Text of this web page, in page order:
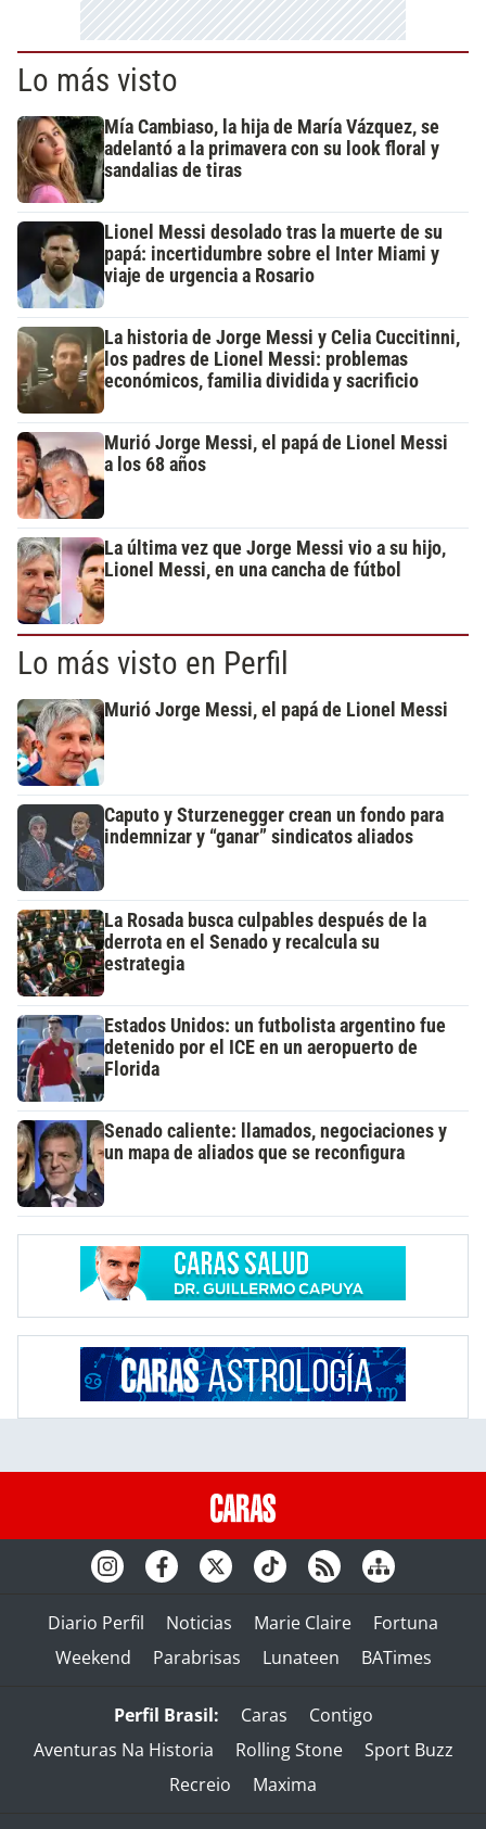
Lo más visto
Mía Cambiaso, la hija de María Vázquez, se
adelantó a la primavera con su look floral y
sandalias de tiras
Lionel Messi desolado tras la muerte de su
papá: incertidumbre sobre el Inter Miami y
viaje de urgencia a Rosario
La historia de Jorge Messi y Celia Cuccitinni,
los padres de Lionel Messi: problemas
económicos, familia dividida y sacrificio
Murió Jorge Messi, el papá de Lionel Messi
a los 68 años
La última vez que Jorge Messi vio a su hijo,
Lionel Messi, en una cancha de fútbol
Lo más visto en Perfil
Murió Jorge Messi, el papá de Lionel Messi
Caputo y Sturzenegger crean un fondo para
indemnizar y “ganar” sindicatos aliados
La Rosada busca culpables después de la
derrota en el Senado y recalcula su
estrategia
Estados Unidos: un futbolista argentino fue
detenido por el ICE en un aeropuerto de
Florida
Senado caliente: llamados, negociaciones y
un mapa de aliados que se reconfigura
Diario Perfil Noticias Marie Claire
Fortuna
Weekend
Parabrisas Lunateen BATimes
Perfil Brasil: Caras
Contigo
Aventuras Na Historia
Rolling Stone
Sport Buzz
Recreio
Maxima